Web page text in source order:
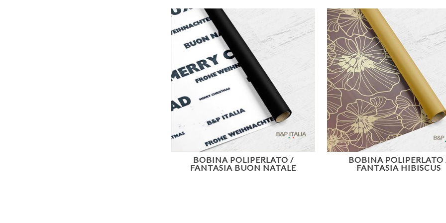
BOBINA POLIPERLATO /
FANTASIA BUON NATALE
BOBINA POLIPERLATO
FANTASIA HIBISCUS